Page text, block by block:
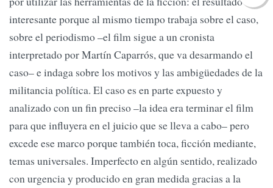
interesante porque al mismo tiempo trabaja sobre el caso,
sobre el periodismo –el film sigue a un cronista
interpretado por Martín Caparrós, que va desarmando el
caso– e indaga sobre los motivos y las ambigüedades de la
militancia política. El caso es en parte expuesto y
analizado con un fin preciso –la idea era terminar el film
para que influyera en el juicio que se lleva a cabo– pero
excede ese marco porque también toca, ficción mediante,
temas universales. Imperfecto en algún sentido, realizado
con urgencia y producido en gran medida gracias a la